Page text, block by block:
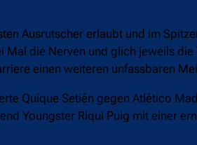
Ausrutscher erlaubt und im
die Nerven und glich jeweils
einen weiteren unfassbaren
Quique Setién gegen Atlético
Youngster Riqui Puig mit einer